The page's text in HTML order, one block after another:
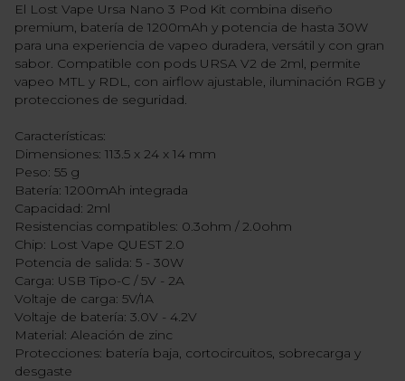
El Lost Vape Ursa Nano 3 Pod Kit combina diseño
premium, batería de 1200mAh y potencia de hasta 30W
para una experiencia de vapeo duradera, versátil y con gran
sabor. Compatible con pods URSA V2 de 2ml, permite
vapeo MTL y RDL, con airflow ajustable, iluminación RGB y
protecciones de seguridad.
Características:
Dimensiones: 113.5 x 24 x 14 mm
Peso: 55 g
Batería: 1200mAh integrada
Capacidad: 2ml
Resistencias compatibles: 0.3ohm / 2.0ohm
Chip: Lost Vape QUEST 2.0
Potencia de salida: 5 - 30W
Carga: USB Tipo-C / 5V - 2A
Voltaje de carga: 5V/1A
Voltaje de batería: 3.0V - 4.2V
Material: Aleación de zinc
Protecciones: batería baja, cortocircuitos, sobrecarga y
desgaste